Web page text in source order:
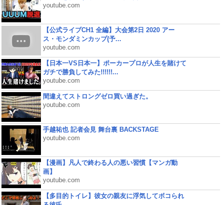
youtube.com
【公式ライブCH1 全編】大会第2日 2020 アー
ス・モンダミンカップ(予...
youtube.com
【日本一VS日本一】ポーカープロが人生を賭けて
ガチで勝負してみた!!!!!!...
youtube.com
間違えてストロングゼロ買い過ぎた。
youtube.com
手越祐也 記者会見 舞台裏 BACKSTAGE
youtube.com
【漫画】凡人で終わる人の悪い習慣【マンガ動
画】
youtube.com
【多目的トイレ】彼女の親友に浮気してボコられ